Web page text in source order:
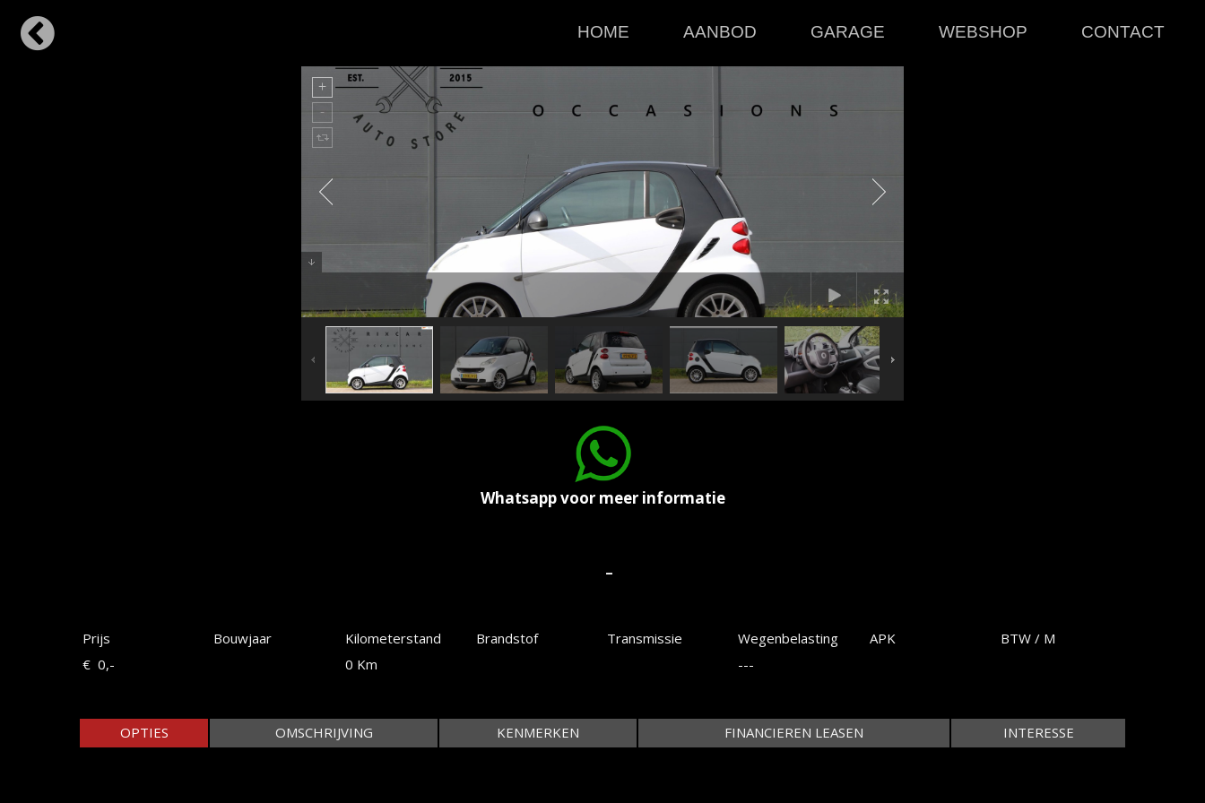
HOME AANBOD GARAGE WEBSHOP CONTACT
Whatsapp voor meer informatie
-
Prijs
€ 0,-
Bouwjaar
Kilometerstand
0 Km
Brandstof Transmissie
Wegenbelasting
---
APK BTW / M
OPTIES OMSCHRIJVING KENMERKEN FINANCIEREN LEASEN INTERESSE